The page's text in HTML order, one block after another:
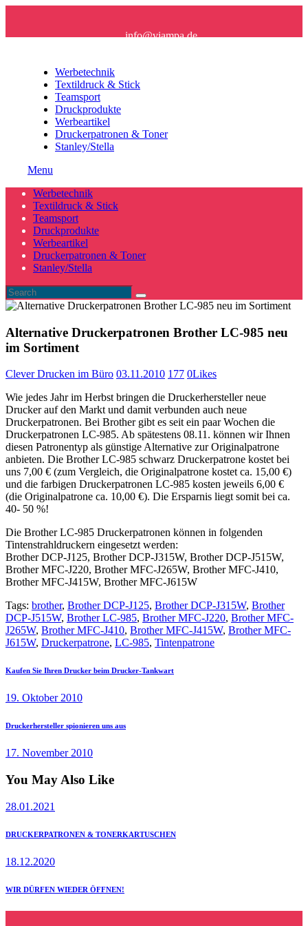
info@viampa.de
Werbetechnik
Textildruck & Stick
Teamsport
Druckprodukte
Werbeartikel
Druckerpatronen & Toner
Stanley/Stella
Menu
Werbetechnik
Textildruck & Stick
Teamsport
Druckprodukte
Werbeartikel
Druckerpatronen & Toner
Stanley/Stella
Alternative Druckerpatronen Brother LC-985 neu
im Sortiment
Clever Drucken im Büro 03.11.2010 177 0Likes
Wie jedes Jahr im Herbst bringen die Druckerhersteller neue
Drucker auf den Markt und damit verbunden auch neue
Druckerpatronen. Bei Brother gibt es seit ein paar Wochen die
Druckerpatronen LC-985. Ab spätestens 08.11. können wir Ihnen
diesen Patronentyp als günstige Alternative zur Originalpatrone
anbieten. Die Brother LC-985 schwarz Druckerpatrone kostet bei
uns 7,00 € (zum Vergleich, die Originalpatrone kostet ca. 15,00 €)
und die farbigen Druckerpatronen LC-985 kosten jeweils 6,00 €
(die Originalpatrone ca. 10,00 €). Die Ersparnis liegt somit bei ca.
40- 50 %!
Die Brother LC-985 Druckerpatronen können in folgenden
Tintenstrahldruckern eingesetzt werden:
Brother DCP-J125, Brother DCP-J315W, Brother DCP-J515W,
Brother MFC-J220, Brother MFC-J265W, Brother MFC-J410,
Brother MFC-J415W, Brother MFC-J615W
Tags: brother, Brother DCP-J125, Brother DCP-J315W, Brother
DCP-J515W, Brother LC-985, Brother MFC-J220, Brother MFC-
J265W, Brother MFC-J410, Brother MFC-J415W, Brother MFC-
J615W, Druckerpatrone, LC-985, Tintenpatrone
Beitragsnavigation
Previous
Kaufen Sie Ihren Drucker beim Drucker-Tankwart
19. Oktober 2010
Next
Druckerhersteller spionieren uns aus
17. November 2010
You May Also Like
28.01.2021
DRUCKERPATRONEN & TONERKARTUSCHEN
18.12.2020
WIR DÜRFEN WIEDER ÖFFNEN!